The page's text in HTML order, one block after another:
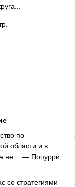
по
области и в
не… — Попурри,
со стратегиями